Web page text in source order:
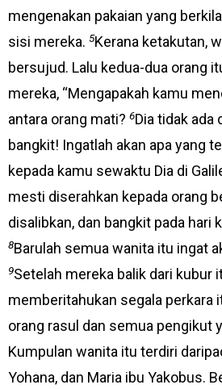
mengenakan pakaian yang
sisi mereka. 5Kerana ketakutan,
bersujud. Lalu kedua-dua orang
mereka, “Mengapakah kamu
antara orang mati? 6Dia tidak ada
bangkit! Ingatlah akan apa yang
kepada kamu sewaktu Dia di
mesti diserahkan kepada orang
disalibkan, dan bangkit pada hari
8Barulah semua wanita itu ingat
9Setelah mereka balik dari kubur
memberitahukan segala perkara
orang rasul dan semua pengikut
Kumpulan wanita itu terdiri
Yohana, dan Maria ibu Yakobus.